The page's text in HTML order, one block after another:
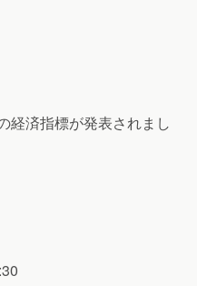
経済指標が発表されまし